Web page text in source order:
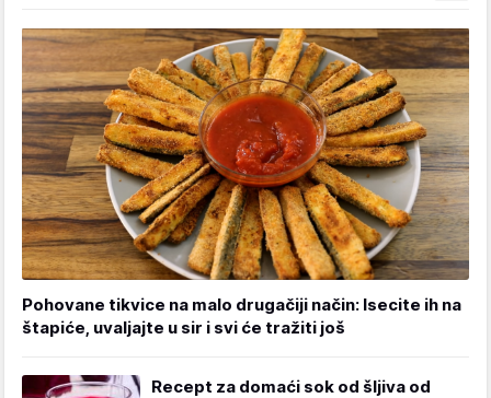
Pohovane tikvice na malo drugačiji način: Isecite ih na
štapiće, uvaljajte u sir i svi će tražiti još
Recept za domaći sok od šljiva od